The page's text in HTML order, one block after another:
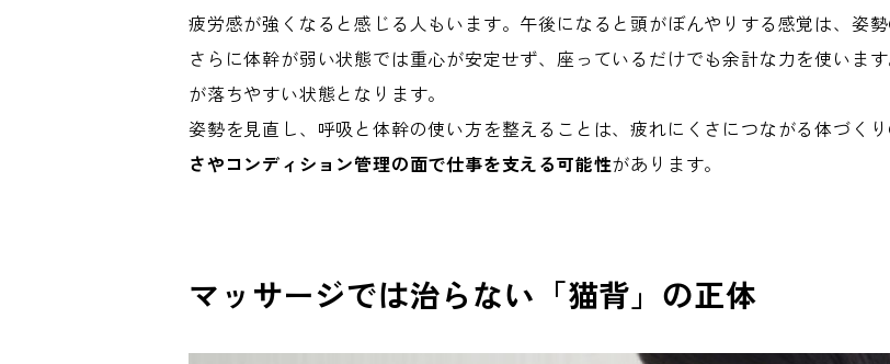
疲労感が強くなると感じる人もいます。午後になると頭がぼんやりする感覚は、姿勢
さらに体幹が弱い状態では重心が安定せず、座っているだけでも余計な力を使いま
が落ちやすい状態となります。
姿勢を見直し、呼吸と体幹の使い方を整えることは、疲れにくさにつながる体づく
さやコンディション管理の面で仕事を支える可能性があります。
マッサージでは治らない「猫背」の正体